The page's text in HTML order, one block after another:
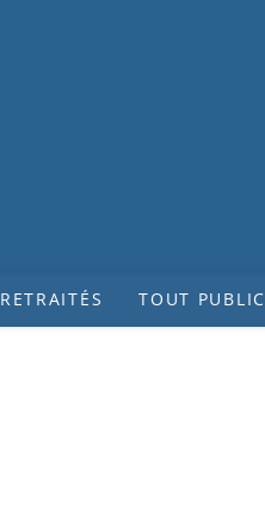
RETRAITÉS TOUT PUBLIC